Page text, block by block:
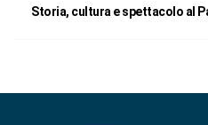
Storia, cultura e spettacolo al